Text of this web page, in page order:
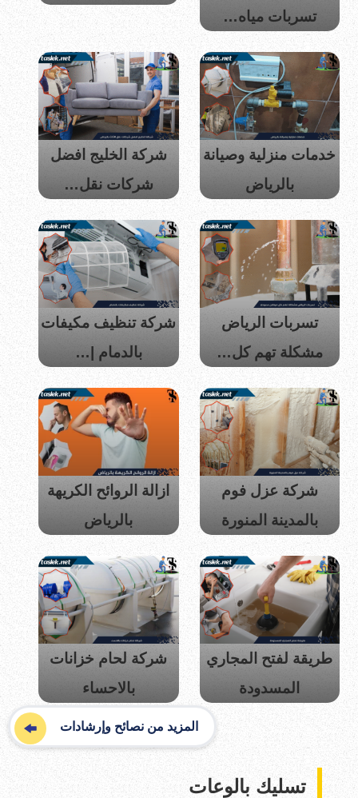
تسربات مياه…
خدمات منزلية وصيانة
بالرياض
شركة الخليج افضل
شركات نقل…
تسربات الرياض
مشكلة تهم كل…
شركة تنظيف مكيفات
بالدمام |…
شركة عزل فوم
بالمدينة المنورة
ازالة الروائح الكريهة
بالرياض
طريقة لفتح المجاري
المسدودة
شركة لحام خزانات
بالاحساء
المزيد من نصائح وإرشادات
تسليك بالوعات